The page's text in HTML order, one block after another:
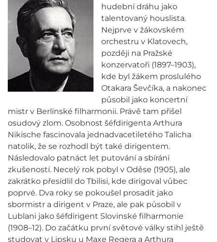
hudební dráhu jako
talentovaný houslista.
Nejprve v žákovském
orchestru v Klatovech,
později na Pražské
konzervatoři (1897–1903),
kde byl žákem proslulého
Otakara Ševčíka, a nakonec
působil jako koncertní
mistr v Berlínské filharmonii. Právě tam přišel
osudový zlom. Osobnost šéfdirigenta Arthura
Nikische fascinovala jednadvacetiletého Talicha
natolik, že se rozhodl být také dirigentem.
Následovalo patnáct let putování a sbírání
zkušeností. Necelý rok pobyl v Oděse (1905), ale
zakrátko přesídlil do Tbilisi, kde dirigoval vůbec
poprvé. Dva roky se pokoušel prosadit jako
sbormistr a dirigent v Praze, ale pak působil v
Lublani jako šéfdirigent Slovinské filharmonie
(1908–12). Do začátku první světové války stihl ještě
studovat v Lipsku u Maxe Regera a Arthura